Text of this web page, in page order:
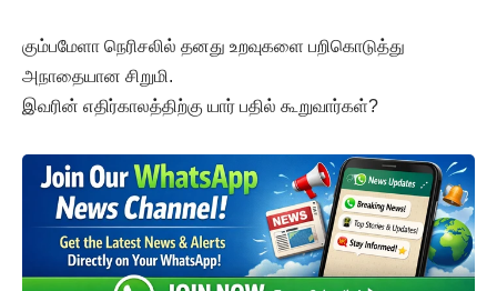
கும்பமேளா நெரிசலில் தனது உறவுகளை பறிகொடுத்து
அநாதையான சிறுமி.
இவரின் எதிர்காலத்திற்கு யார் பதில் கூறுவார்கள்?